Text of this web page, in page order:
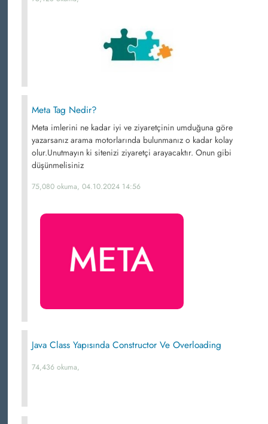
Meta Tag Nedir?
Meta imlerini ne kadar iyi ve ziyaretçinin umduğuna göre
yazarsanız arama motorlarında bulunmanız o kadar kolay
olur.Unutmayın ki sitenizi ziyaretçi arayacaktır. Onun gibi
düşünmelisiniz
75,080 okuma, 04.10.2024 14:56
Java Class Yapısında Constructor Ve Overloading
74,436 okuma,